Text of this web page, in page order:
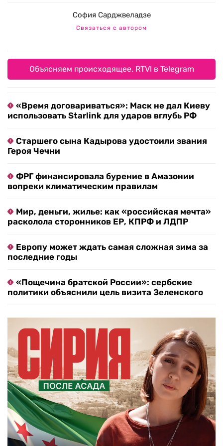
София Сарджвеладзе
Связаться с автором
Объясняем происходящее. RTVI в Telegram
«Время договариваться»: Маск не дал Киеву
использовать Starlink для ударов вглубь РФ
Старшего сына Кадырова удостоили звания
Героя Чечни
ФРГ финансировала бурение в Амазонии
вопреки климатическим правилам
Мир, деньги, жилье: как «российская мечта»
расколола сторонников ЕР, КПРФ и ЛДПР
Европу может ждать самая сложная зима за
последние годы
«Пощечина братской России»: сербские
политики объяснили цель визита Зеленского